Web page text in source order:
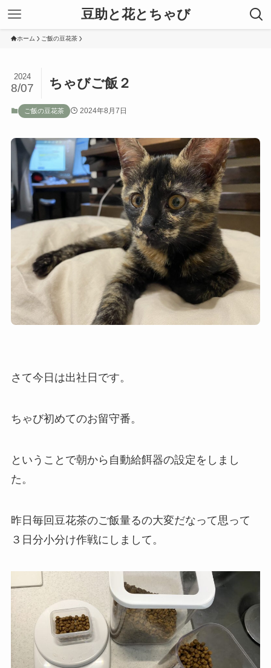
豆助と花とちゃび
ホーム ご飯の豆花茶
ちゃびご飯２
2024
8/07
ご飯の豆花茶 2024年8月7日
さて今日は出社日です。
ちゃび初めてのお留守番。
ということで朝から自動給餌器の設定をしまし
た。
昨日毎回豆花茶のご飯量るの大変だなって思って
３日分小分け作戦にしまして。